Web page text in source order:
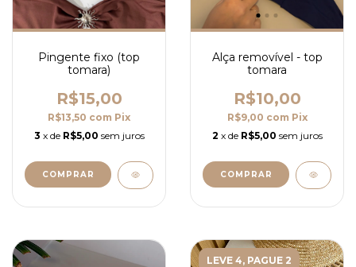
Pingente fixo (top
tomara)
R$15,00
R$13,50 com Pix
3 x de R$5,00 sem juros
COMPRAR
Alça removível - top
tomara
R$10,00
R$9,00 com Pix
2 x de R$5,00 sem juros
COMPRAR
LEVE 4, PAGUE 2